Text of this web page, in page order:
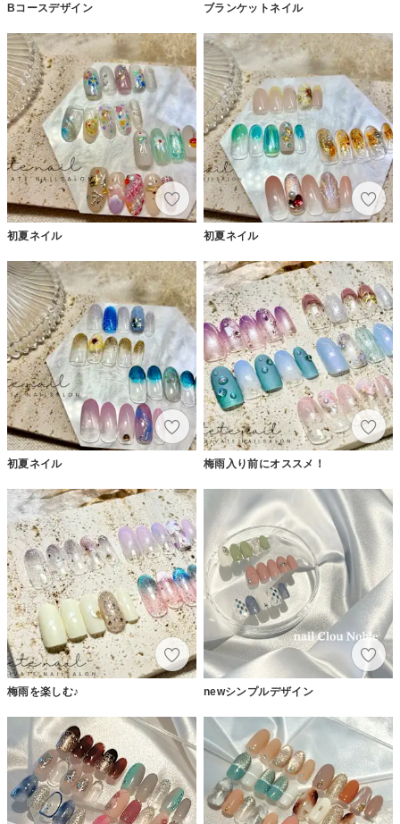
Bコースデザイン ブランケットネイル
初夏ネイル 初夏ネイル
初夏ネイル 梅雨入り前にオススメ！
梅雨を楽しむ♪ newシンプルデザイン